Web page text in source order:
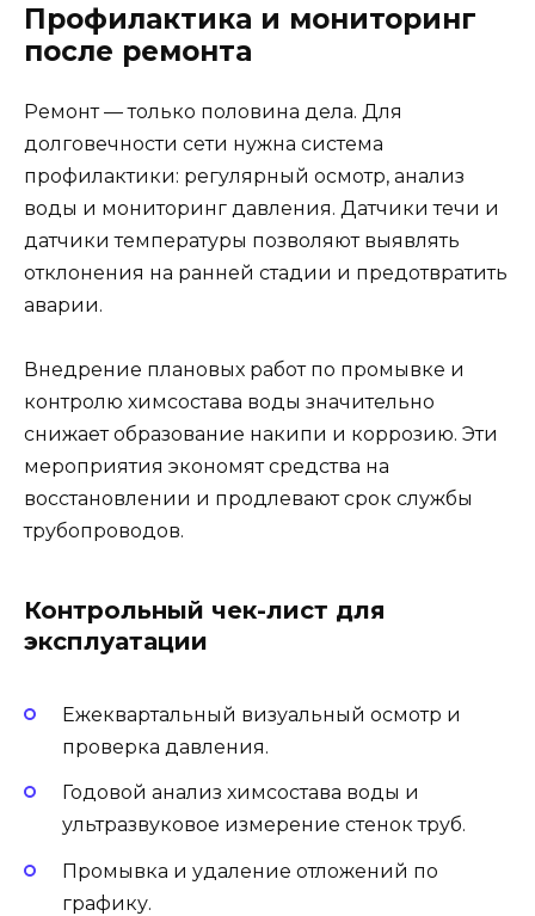
Профилактика и мониторинг
после ремонта
Ремонт — только половина дела. Для
долговечности сети нужна система
профилактики: регулярный осмотр, анализ
воды и мониторинг давления. Датчики течи и
датчики температуры позволяют выявлять
отклонения на ранней стадии и предотвратить
аварии.
Внедрение плановых работ по промывке и
контролю химсостава воды значительно
снижает образование накипи и коррозию. Эти
мероприятия экономят средства на
восстановлении и продлевают срок службы
трубопроводов.
Контрольный чек-лист для
эксплуатации
Ежеквартальный визуальный осмотр и
проверка давления.
Годовой анализ химсостава воды и
ультразвуковое измерение стенок труб.
Промывка и удаление отложений по
графику.